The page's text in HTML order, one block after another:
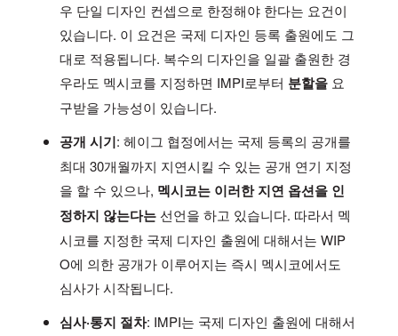
우 단일 디자인 컨셉으로 한정해야 한다는 요건이
있습니다. 이 요건은 국제 디자인 등록 출원에도 그
대로 적용됩니다. 복수의 디자인을 일괄 출원한 경
우라도 멕시코를 지정하면 IMPI로부터 분할을 요
구받을 가능성이 있습니다.
공개 시기: 헤이그 협정에서는 국제 등록의 공개를
최대 30개월까지 지연시킬 수 있는 공개 연기 지정
을 할 수 있으나, 멕시코는 이러한 지연 옵션을 인
정하지 않는다는 선언을 하고 있습니다. 따라서 멕
시코를 지정한 국제 디자인 출원에 대해서는 WIP
O에 의한 공개가 이루어지는 즉시 멕시코에서도
심사가 시작됩니다.
심사·통지 절차: IMPI는 국제 디자인 출원에 대해서